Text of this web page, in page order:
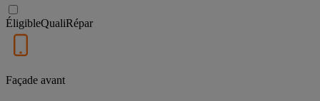
ÉligibleQualiRépar
Façade avant